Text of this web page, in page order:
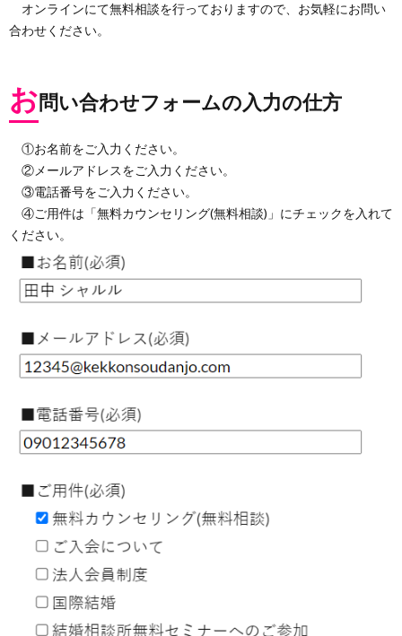
オンラインにて無料相談を行っておりますので、お気軽にお問い
合わせください。
お問い合わせフォームの入力の仕方
①お名前をご入力ください。
②メールアドレスをご入力ください。
③電話番号をご入力ください。
④ご用件は「無料カウンセリング(無料相談)」にチェックを入れて
ください。